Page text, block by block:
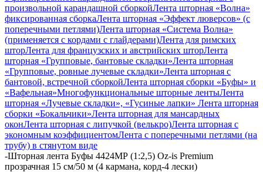
произвольной карандашной сборкойЛента шторная «Волна»
фиксированная сборкаЛента шторная «Эффект люверсов» (с
поперечными петлями)Лента шторная «Система Волна»
(применяется с кордами с глайдерами)Лента для римских
шторЛента для французских и австрийских шторЛента
шторная «Групповые, бантовые складки»Лента шторная
«Групповые, ровные лучевые складки»Лента шторная с
бантовой, встречной сборкойЛента шторная сборки «Буфы» и
«Вафельная»Многофункциональные шторные лентыЛента
шторная «Лучевые складки», «Гусиные лапки» Лента шторная
сборки «Бокальчики»Лента шторная для мансардных
оконЛента шторная с липучкой (велькро)Лента шторная с
экономным коэффициентомЛента с поперечными петлями (на
трубу) в стянутом виде
-Шторная лента Буфы 4424МР (1:2,5) Oz-is Premium
прозрачная 15 см/50 м (4 кармана, корд-4 лески)